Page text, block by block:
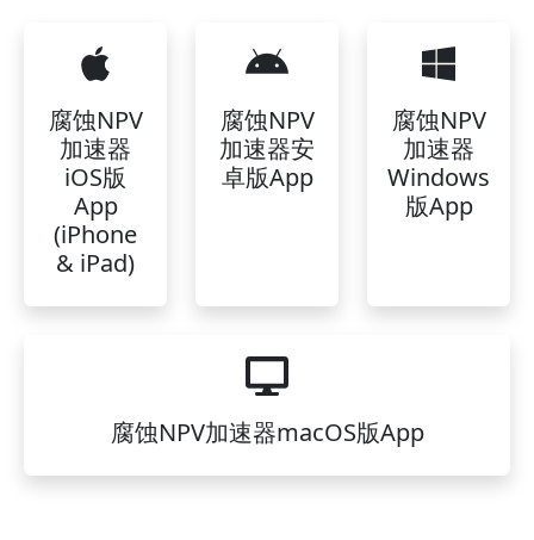
腐蚀NPV
加速器
iOS版
App
(iPhone
& iPad)
腐蚀NPV
加速器安
卓版App
腐蚀NPV
加速器
Windows
版App
腐蚀NPV加速器macOS版App